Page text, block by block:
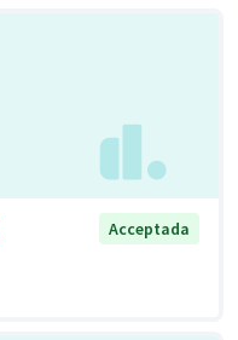
Acceptada